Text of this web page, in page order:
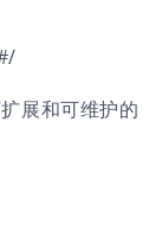
展和可维护的